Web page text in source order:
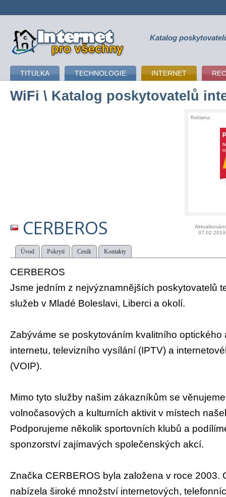
připojení k internetu Katalog
TITULKA TECHNOLOGIE INTERNET
WiFi \ Katalog poskytovatelů
Reklama:
CERBEROS
07.02.2019
Úvod Pokrytí Ceník Kontakty
CERBEROS
Jsme jedním z nejvýznamnějších poskytovatelů
služeb v Mladé Boleslavi, Liberci a okolí.
Zabýváme se poskytováním kvalitního optického
internetu, televizního vysílání (IPTV) a
(VOIP).
Mimo tyto služby našim zákazníkům se
volnočasových a kulturních aktivit v místech
Podporujeme několik sportovních klubů a
sponzorství zajímavých společenských akcí.
Značka CERBEROS byla založena v roce 2003.
nabízela široké množství internetových,